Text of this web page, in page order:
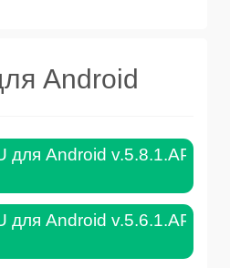
Android
для Android v.5.8.1.APK
для Android v.5.6.1.APK